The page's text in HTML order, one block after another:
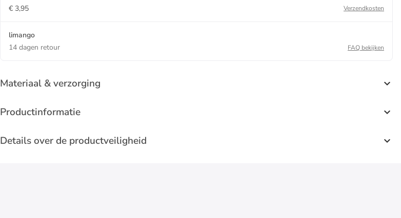
€ 3,95
Verzendkosten
limango
14 dagen retour
FAQ bekijken
Materiaal & verzorging
Productinformatie
Details over de productveiligheid